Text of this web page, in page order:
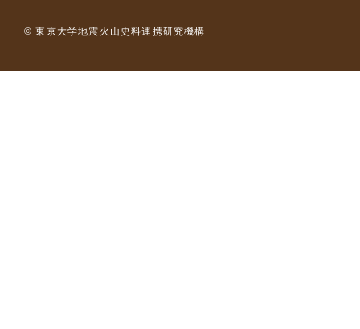
© 東京大学地震火山史料連携研究機構